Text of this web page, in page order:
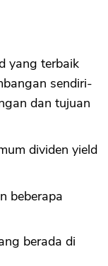
yang terbaik
sendiri-
dan tujuan
dividen yield
beberapa
berada di